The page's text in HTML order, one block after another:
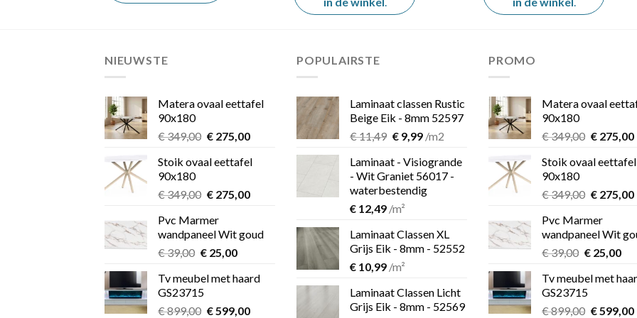
NIEUWSTE
Matera ovaal eettafel
90x180
€349,00 Oorspronkelijke
was:
€275,00Huidige
is:
Stoik ovaal eettafel
90x180
€349,00 Oorspronkelijke
was:
€ 349,00.
€275,00Huidige
€ 275,00.
Pvc Marmer
wandpaneel Wit goud
€39,00 Oorspronkelijke
was:
€ 39,00.
€25,00Huidige
is:
Tv meubel met haard
GS23715
€899,00 Oorspronkelijke
€599,00Huidige
POPULAIRSTE
Laminaat classen Rustic
Beige Eik - 8mm 52597
€11,49 Oorspronkelijke
was:
€ 11,49.
€9,99Huidige
is:
€ 9,99.
/m2
Laminaat - Visiogrande
- Wit Graniet 56017 -
waterbestendig
€ 12,49 /m²
Laminaat Classen XL
Grijs Eik - 8mm - 52552
€ 10,99 /m²
Laminaat Classen Licht
Grijs Eik - 8mm - 52569
PROMO
Matera ovaal
90x180
€349,00
was:
€275,00
is:
Stoik ovaal eettafel
90x180
€349,00
was:
€ 349,00.
€275,00
Pvc Marmer
wandpaneel Wit
€39,00
was:
€ 39,00.
€25,00
is:
Tv meubel met
GS23715
€899,00 €599,00